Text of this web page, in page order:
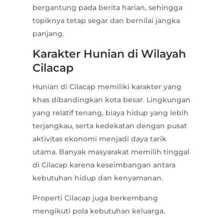
bergantung pada berita harian, sehingga
topiknya tetap segar dan bernilai jangka
panjang.
Karakter Hunian di Wilayah
Cilacap
Hunian di Cilacap memiliki karakter yang
khas dibandingkan kota besar. Lingkungan
yang relatif tenang, biaya hidup yang lebih
terjangkau, serta kedekatan dengan pusat
aktivitas ekonomi menjadi daya tarik
utama. Banyak masyarakat memilih tinggal
di Cilacap karena keseimbangan antara
kebutuhan hidup dan kenyamanan.
Properti Cilacap juga berkembang
mengikuti pola kebutuhan keluarga.